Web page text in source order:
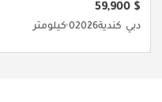
$ 59,900
دبي كندية20260 كيلومتر